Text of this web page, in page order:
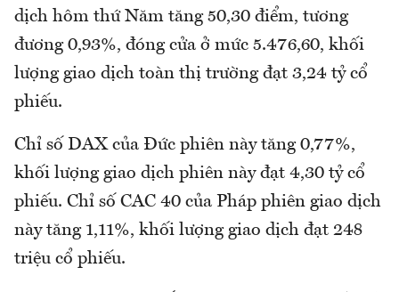
dịch hôm thứ Năm tăng 50,30 điểm, tương
đương 0,93%, đóng cửa ở mức 5.476,60, khối
lượng giao dịch toàn thị trường đạt 3,24 tỷ cổ
phiếu.
Chỉ số DAX của Đức phiên này tăng 0,77%,
khối lượng giao dịch phiên này đạt 4,30 tỷ cổ
phiếu. Chỉ số CAC 40 của Pháp phiên giao dịch
này tăng 1,11%, khối lượng giao dịch đạt 248
triệu cổ phiếu.